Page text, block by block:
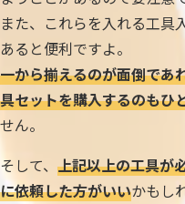
また、これらを入れる工具
あると便利ですよ。
一から揃えるのが面倒であ
具セットを購入するのもひ
せん。
そして、 上記以上の工具が
に依頼した方がいいかもし